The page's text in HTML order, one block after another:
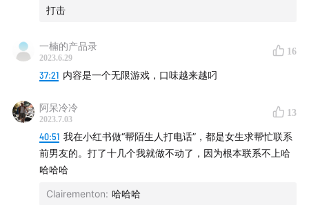
打击
一楠的产品录
2023.6.29
16
37:21 内容是一个无限游戏，口味越来越叼
阿呆冷冷
2023.7.03
13
40:51 我在小红书做“帮陌生人打电话”，都是女生求帮忙联系
前男友的。打了十几个我就做不动了，因为根本联系不上哈
哈哈哈
Clairementon: 哈哈哈